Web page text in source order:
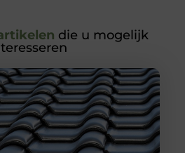
die u mogelijk